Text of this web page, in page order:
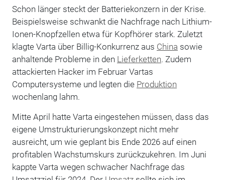
Schon länger steckt der Batteriekonzern in der Krise.
Beispielsweise schwankt die Nachfrage nach Lithium-
Ionen-Knopfzellen etwa für Kopfhörer stark. Zuletzt
klagte Varta über Billig-Konkurrenz aus China sowie
anhaltende Probleme in den Lieferketten. Zudem
attackierten Hacker im Februar Vartas
Computersysteme und legten die Produktion
wochenlang lahm.
Mitte April hatte Varta eingestehen müssen, dass das
eigene Umstrukturierungskonzept nicht mehr
ausreicht, um wie geplant bis Ende 2026 auf einen
profitablen Wachstumskurs zurückzukehren. Im Juni
kappte Varta wegen schwacher Nachfrage das